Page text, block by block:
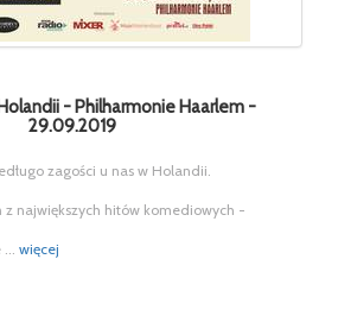
- Philharmonie Haarlem -
29.09.2019
zagości u nas w Holandii.
z największych hitów komediowych -
więcej